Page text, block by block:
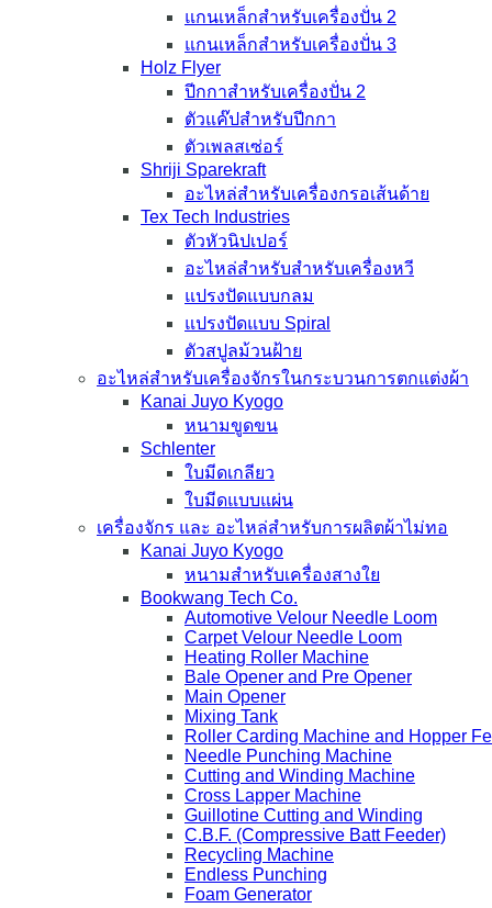
แกนเหล็กสำหรับเครื่องปั่น 2
แกนเหล็กสำหรับเครื่องปั่น 3
Holz Flyer
ปีกกาสำหรับเครื่องปั่น 2
ตัวแค๊ปสำหรับปีกกา
ตัวเพลสเซ่อร์
Shriji Sparekraft
อะไหล่สำหรับเครื่องกรอเส้นด้าย
Tex Tech Industries
ตัวหัวนิปเปอร์
อะไหล่สำหรับสำหรับเครื่องหวี
แปรงปัดแบบกลม
แปรงปัดแบบ Spiral
ตัวสปูลม้วนฝ้าย
อะไหล่สำหรับเครื่องจักรในกระบวนการตกแต่งผ้า
Kanai Juyo Kyogo
หนามขูดขน
Schlenter
ใบมีดเกลียว
ใบมีดแบบแผ่น
เครื่องจักร และ อะไหล่สำหรับการผลิตผ้าไม่ทอ
Kanai Juyo Kyogo
หนามสำหรับเครื่องสางใย
Bookwang Tech Co.
Automotive Velour Needle Loom
Carpet Velour Needle Loom
Heating Roller Machine
Bale Opener and Pre Opener
Main Opener
Mixing Tank
Roller Carding Machine and Hopper
Needle Punching Machine
Cutting and Winding Machine
Cross Lapper Machine
Guillotine Cutting and Winding
C.B.F. (Compressive Batt Feeder)
Recycling Machine
Endless Punching
Foam Generator